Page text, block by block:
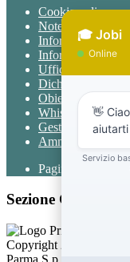
Cookie policy
Note legali
Informativa
Informativa
Ufficio Relazioni
Dichiarazione di
Obiettivi di
Whistleblowing
Gestione consensi
Amministrazione
Pagina
Sezione Copyright
Copyright 2026 |